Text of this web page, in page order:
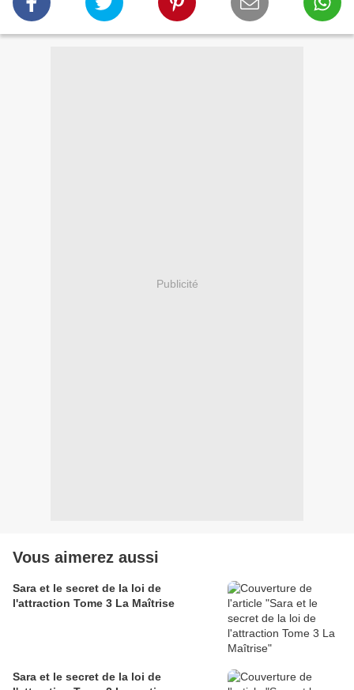
Publicité
Vous aimerez aussi
Sara et le secret de la loi de
l'attraction Tome 3 La Maîtrise
Sara et le secret de la loi de